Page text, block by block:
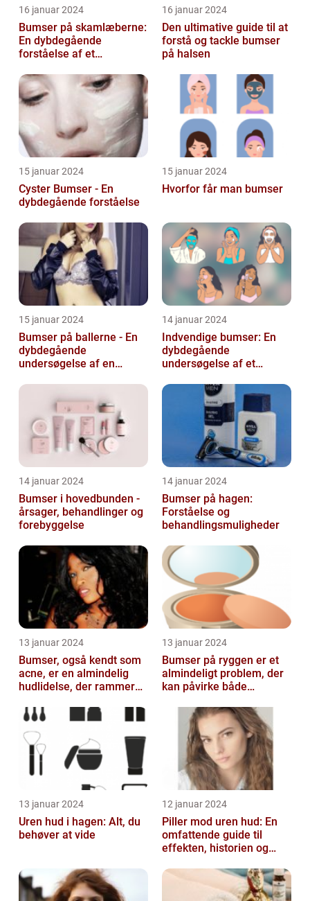
16 januar 2024
Bumser på skamlæberne:
En dybdegående
forståelse af et
16 januar 2024
Den ultimative guide til at
forstå og tackle bumser
på halsen
15 januar 2024
Cyster Bumser - En
dybdegående forståelse
15 januar 2024
Hvorfor får man bumser
15 januar 2024
Bumser på ballerne - En
dybdegående
undersøgelse af en
14 januar 2024
Indvendige bumser: En
dybdegående
undersøgelse af et
frustrerende
skønhedsproblem
14 januar 2024
Bumser i hovedbunden -
årsager, behandlinger og
forebyggelse
14 januar 2024
Bumser på hagen:
Forståelse og
behandlingsmuligheder
13 januar 2024
Bumser, også kendt som
acne, er en almindelig
hudlidelse, der rammer
13 januar 2024
Bumser på ryggen er et
almindeligt problem, der
kan påvirke både
13 januar 2024
Uren hud i hagen: Alt, du
behøver at vide
12 januar 2024
Piller mod uren hud: En
omfattende guide til
effekten, historien og